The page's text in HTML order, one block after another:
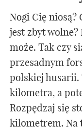
Nogi Cię niosą?
jest zbyt wolne?
może. Tak czy
przesadnym
polskiej husarii.
kilometra, a
Rozpędzaj się
kilometrem. Na